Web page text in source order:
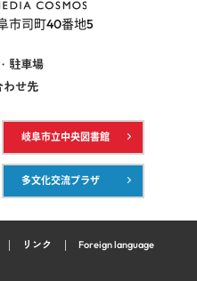
司町40番地5
駐車場
わせ先
岐阜市立中央図書館
多文化交流プラザ
リンク Foreign language